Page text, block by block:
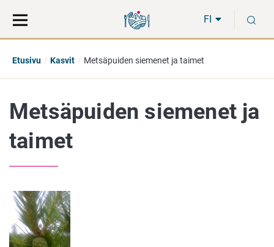
suoraan
sisältöön
koko
sivuston
FI
Etusivu Kasvit Metsäpuiden siemenet ja taimet
Metsäpuiden siemenet ja
taimet